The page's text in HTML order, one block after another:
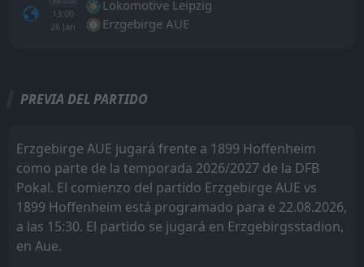
CANCELLED
13:00
26 Jan
Lokomotive Leipzig
Erzgebirge AUE
13:30
29Aug
FC Koln
1899 Hoffenheim
13:30
22
Erzgebirge AUE
PREVIA DEL PARTIDO
Erzgebirge AUE jugará frente a 1899 Hoffenheim
como parte de la temporada 2026/2027 de la DFB
Pokal. El comienzo del partido Erzgebirge AUE vs
1899 Hoffenheim está programado para e 22.08.2026,
a las 15:30. El partido se jugará en Erzgebirgsstadion,
en Aue.